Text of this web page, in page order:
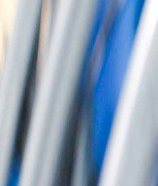
회사소개
제품소개
설치사례
고객센터